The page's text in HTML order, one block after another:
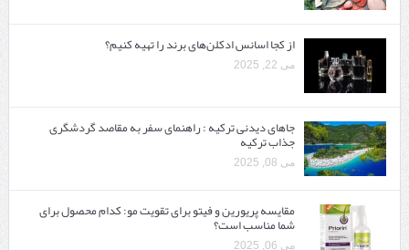
از کجا اسانس ادکلن‌های برند را تهیه کنیم؟
می 22, 2025
جاهای دیدنی ترکیه : راهنمای سفر به مقاصد گردشگری
جذاب ترکیه
می 08, 2025
مقایسه پریورین و فیتو برای تقویت مو: کدام محصول برای
شما مناسب است؟
می 06, 2025